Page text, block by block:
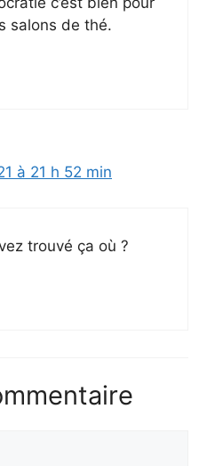
salons de thé.
à 21 h 52 min
trouvé ça où ?